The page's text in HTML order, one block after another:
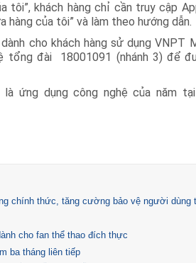
tôi”, khách hàng chỉ cần truy cập
hàng của tôi” và làm theo hướng dẫn.
cho khách hàng sử dụng VNPT
tổng đài 18001091 (nhánh 3) để
ứng dụng công nghệ của năm
chính thức, tăng cường bảo vệ người
cho fan thể thao đích thực
ba tháng liên tiếp